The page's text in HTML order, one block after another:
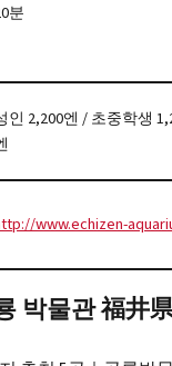
분
인 2,200엔 / 초중학생
www.echizen-
박물관 福井